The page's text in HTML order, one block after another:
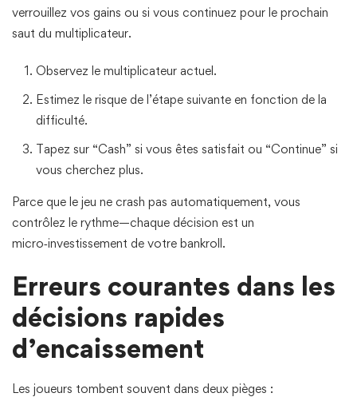
verrouillez vos gains ou si vous continuez pour le prochain
saut du multiplicateur.
Observez le multiplicateur actuel.
Estimez le risque de l’étape suivante en fonction de la
difficulté.
Tapez sur “Cash” si vous êtes satisfait ou “Continue” si
vous cherchez plus.
Parce que le jeu ne crash pas automatiquement, vous
contrôlez le rythme—chaque décision est un
micro‑investissement de votre bankroll.
Erreurs courantes dans les
décisions rapides
d’encaissement
Les joueurs tombent souvent dans deux pièges :